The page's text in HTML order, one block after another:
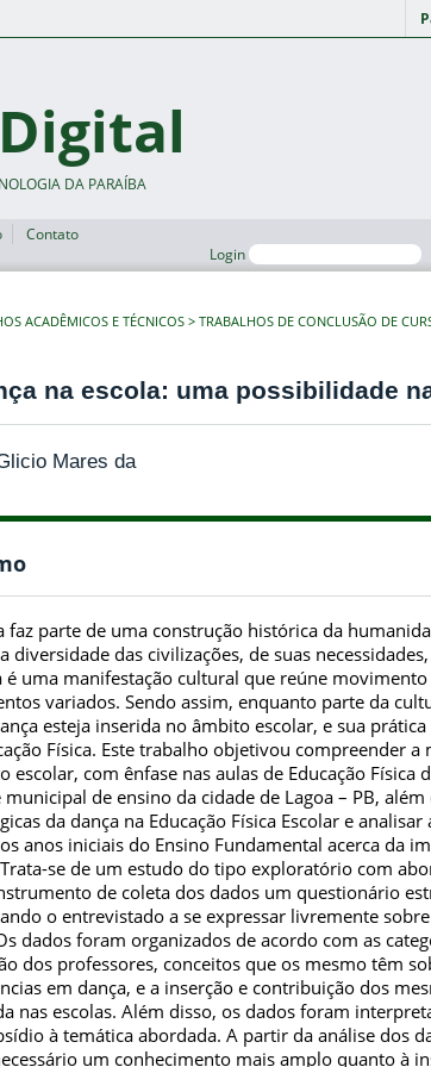
DA PARAÍBA
Contato
Login
ACADÊMICOS E TÉCNICOS TRABALHOS DE CONCLUSÃO DE
na escola: uma possibilidade
Mares da
faz parte de uma construção histórica da
diversidade das civilizações, de suas
é uma manifestação cultural que reúne
variados. Sendo assim, enquanto parte da
esteja inserida no âmbito escolar, e sua
Física. Este trabalho objetivou compreender
escolar, com ênfase nas aulas de Educação
municipal de ensino da cidade de Lagoa – PB,
da dança na Educação Física Escolar e
anos iniciais do Ensino Fundamental acerca da
se de um estudo do tipo exploratório com
de coleta dos dados um questionário
o entrevistado a se expressar livremente
dados foram organizados de acordo com as
dos professores, conceitos que os mesmo têm
em dança, e a inserção e contribuição dos
nas escolas. Além disso, os dados foram
à temática abordada. A partir da análise dos
um conhecimento mais amplo quanto à